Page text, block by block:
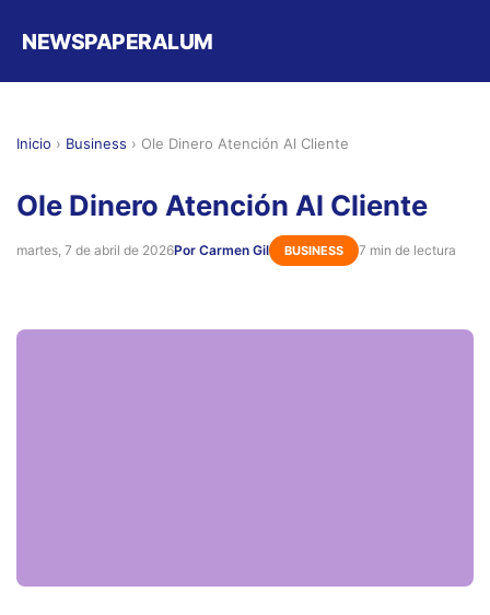
NEWSPAPERALUM
Inicio › Business › Ole Dinero Atención Al Cliente
Ole Dinero Atención Al Cliente
martes, 7 de abril de 2026Por Carmen Gil BUSINESS 7 min de lectura